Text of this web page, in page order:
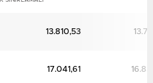
13.810,53
17.041,61